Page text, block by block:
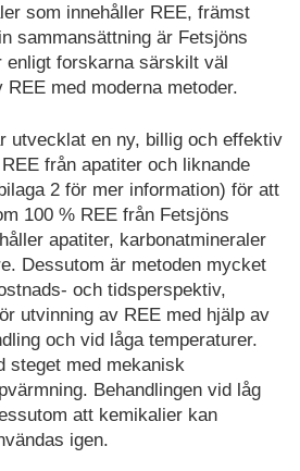
som innehåller REE, främst
sammansättning är Fetsjöns
enligt forskarna särskilt väl
med moderna metoder.
utvecklat en ny, billig och effektiv
från apatiter och liknande
2 för mer information) för att
100 % REE från Fetsjöns
apatiter, karbonatmineraler
Dessutom är metoden mycket
och tidsperspektiv,
utvinning av REE med hjälp av
och vid låga temperaturer.
steget med mekanisk
Behandlingen vid låg
att kemikalier kan
igen.